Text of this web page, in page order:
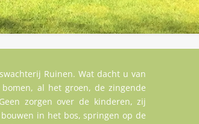
Ruinen. Wat dacht u van
al het groen, de zingende
zorgen over de kinderen, zij
in het bos, springen op de